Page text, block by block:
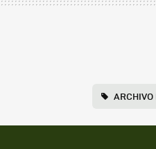
ARCHIVO